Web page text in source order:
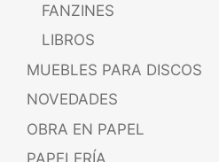
FANZINES
LIBROS
MUEBLES PARA DISCOS
NOVEDADES
OBRA EN PAPEL